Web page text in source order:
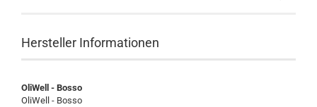
Hersteller Informationen
OliWell - Bosso
OliWell - Bosso